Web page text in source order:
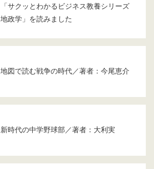
「サクッとわかるビジネス教養シリーズ
地政学」を読みました
地図で読む戦争の時代／著者：今尾恵介
新時代の中学野球部／著者：大利実